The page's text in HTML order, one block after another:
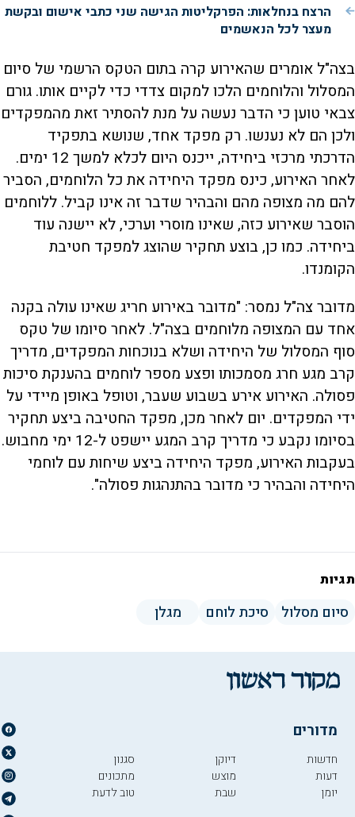
הרצח בנחלאות: הפרקליטות הגישה שני כתבי אישום ובקשת
מעצר לכל הנאשמים
בצה"ל אומרים שהאירוע קרה בתום הטקס הרשמי של סיום
המסלול והלוחמים הלכו למקום צדדי כדי לקיים אותו. גורם
צבאי טוען כי הדבר נעשה על מנת להסתיר זאת מהמפקדים
ולכן הם לא נענשו. רק מפקד אחד, שנושא בתפקיד
הדרכתי מרכזי ביחידה, ייכנס היום לכלא למשך 12 ימים.
לאחר האירוע, כינס מפקד היחידה את כל הלוחמים, הסביר
להם מה מצופה מהם והבהיר שדבר זה אינו קביל. ללוחמים
הוסבר שאירוע כזה, שאינו מוסרי וערכי, לא יישנה עוד
ביחידה. כמו כן, בוצע תחקיר שהוצג למפקד חטיבת
הקומנדו.
מדובר צה"ל נמסר: "מדובר באירוע חריג שאינו עולה בקנה
אחד עם המצופה מלוחמים בצה"ל. לאחר סיומו של טקס
סוף המסלול של היחידה ושלא בנוכחות המפקדים, מדריך
קרב מגע חרג מסמכותו ופצע מספר לוחמים בהענקת סיכות
פסולה. האירוע אירע בשבוע שעבר, וטופל באופן מיידי על
ידי המפקדים. יום לאחר מכן, מפקד החטיבה ביצע תחקיר
בסיומו נקבע כי מדריך קרב המגע יישפט ל-12 ימי מחבוש.
בעקבות האירוע, מפקד היחידה ביצע שיחות עם לוחמי
היחידה והבהיר כי מדובר בהתנהגות פסולה".
תגיות
סיום מסלול סיכת לוחם מגלן
מדורים
חדשות
דעות
יומן
דיוקן
מוצש
שבת
סגנון
מתכונים
טוב לדעת